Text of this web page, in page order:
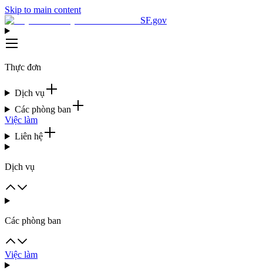
Skip to main content
SF.gov
Thực đơn
Dịch vụ
Các phòng ban
Việc làm
Liên hệ
Dịch vụ
Các phòng ban
Việc làm